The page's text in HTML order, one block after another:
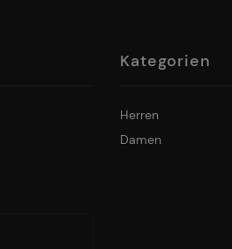
Kategorien
Herren
Damen